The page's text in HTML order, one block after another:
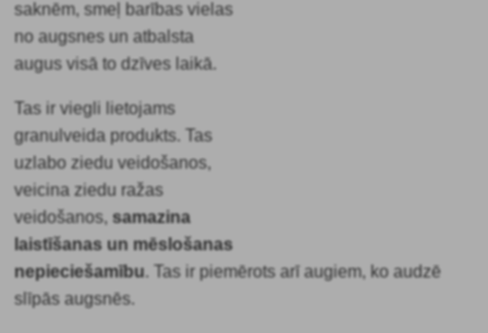
saknēm, smeļ barības vielas
no augsnes un atbalsta
augus visā to dzīves laikā.
Tas ir viegli lietojams
granulveida produkts. Tas
uzlabo ziedu veidošanos,
veicina ziedu ražas
veidošanos, samazina
laistīšanas un mēslošanas
nepieciešamību. Tas ir piemērots arī augiem, ko audzē
slīpās augsnēs.